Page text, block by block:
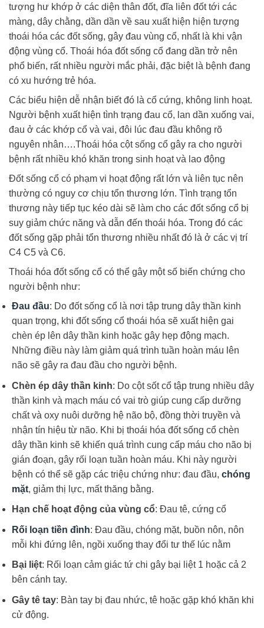
tượng hư khớp ở các diện thân đốt, đĩa liên đốt tới các
màng, dây chằng, dần dần về sau xuất hiện hiện tượng
thoái hóa các đốt sống, gây đau vùng cổ, nhất là khi vận
động vùng cổ. Thoái hóa đốt sống cổ đang dần trở nên
phổ biến, rất nhiều người mắc phải, đặc biệt là bệnh đang
có xu hướng trẻ hóa.
Các biểu hiện dễ nhận biết đó là cổ cứng, không linh hoạt.
Người bệnh xuất hiện tình trạng đau cổ, lan dần xuống vai,
đau ở các khớp cổ và vai, đôi lúc đau đầu không rõ
nguyên nhân….Thoái hóa cột sống cổ gây ra cho người
bệnh rất nhiều khó khăn trong sinh hoạt và lao động
Đốt sống cổ có phạm vi hoạt động rất lớn và liên tục nên
thường có nguy cơ chịu tổn thương lớn. Tình trạng tổn
thương này tiếp tục kéo dài sẽ làm cho các đốt sống cổ bị
suy giảm chức năng và dẫn đến thoái hóa. Trong đó các
đốt sống gặp phải tổn thương nhiều nhất đó là ở các vị trí
C4 C5 và C6.
Thoái hóa đốt sống cổ có thể gây một số biến chứng cho
người bệnh như:
Đau đầu: Do đốt sống cổ là nơi tập trung dây thần kinh
quan trọng, khi đốt sống cổ thoái hóa sẽ xuất hiện gai
chèn ép lên dây thần kinh hoặc gây hẹp động mạch.
Những điều này làm giảm quá trình tuần hoàn máu lên
não sẽ gây ra đau đầu cho người bệnh.
Chèn ép dây thần kinh: Do cột sốt cổ tập trung nhiều dây
thần kinh và mạch máu có vai trò giúp cung cấp dưỡng
chất và oxy nuôi dưỡng hệ não bộ, đồng thời truyền và
nhận tín hiệu từ não. Khi bị thoái hóa đốt sống cổ chèn
dây thần kinh sẽ khiến quá trình cung cấp máu cho não bị
gián đoạn, gây rối loạn tuần hoàn máu. Khi này người
bệnh có thể sẽ gặp các triệu chứng như: đau đầu, chóng
mặt, giảm thị lực, mất thăng bằng.
Hạn chế hoạt động của vùng cổ: Đau tê, cứng cổ
Rối loạn tiền đình: Đau đầu, chóng mặt, buồn nôn, nôn
mỗi khi đứng lên, ngồi xuống thay đổi tư thế lúc nằm
Bại liệt: Rối loạn cảm giác tứ chi gây bại liệt 1 hoặc cả 2
bên cánh tay.
Gây tê tay: Bàn tay bị đau nhức, tê hoặc gặp khó khăn khi
cử động.